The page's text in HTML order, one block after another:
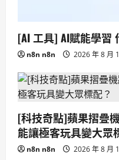
[AI 工具] AI賦能學習
n8n n8n 2026 年 8 月
[科技奇點]蘋果摺疊
能讓極客玩具變大眾
n8n n8n 2026 年 8 月